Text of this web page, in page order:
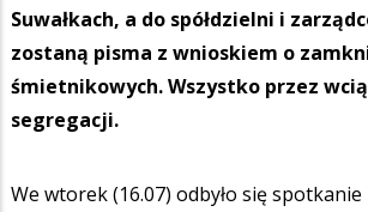
Suwałkach, a do spółdzielni i
zostaną pisma z wnioskiem o
śmietnikowych. Wszystko przez
segregacji.
We wtorek (16.07) odbyło się